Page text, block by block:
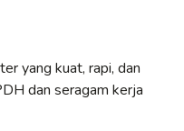
yang kuat, rapi, dan
dan seragam kerja